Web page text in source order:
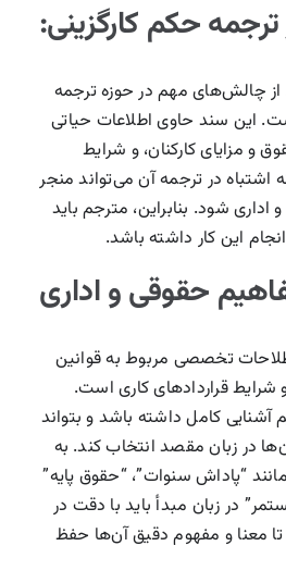
حکم کارگزینی:
از چالش‌های مهم در حوزه ترجمه
این سند حاوی اطلاعات حیاتی
و مزایای کارکنان، و شرایط
در ترجمه آن می‌تواند منجر
شود. بنابراین، مترجم باید
این کار داشته باشد.
تخصصی مربوط به قوانین
شرایط قراردادهای کاری است.
آشنایی کامل داشته باشد و بتواند
در زبان مقصد انتخاب کند. به
“پاداش سنوات”، “حقوق پایه”
در زبان مبدأ باید با دقت در
معنا و مفهوم دقیق آن‌ها حفظ